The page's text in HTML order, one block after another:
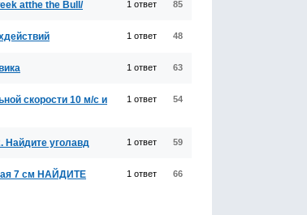
atthe the Bull/ 1 ответ 85
1 ответ 48
1 ответ 63
скорости 10 м/с и
1 ответ 54
Найдите уголавд 1 ответ 59
7 см НАЙДИТЕ
1 ответ 66